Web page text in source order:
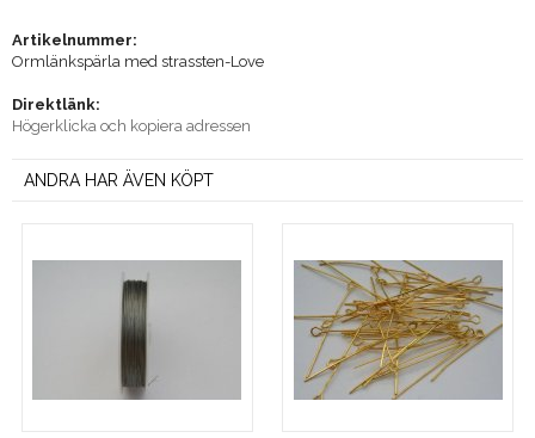
Artikelnummer:
Ormlänkspärla med strassten-Love
Direktlänk:
Högerklicka och kopiera adressen
ANDRA HAR ÄVEN KÖPT